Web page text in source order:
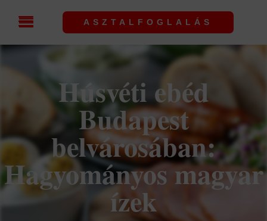
ASZTALFOGLALÁS
Húsvéti ebéd
Budapest
belvárosában:
Hagyományos magyar
ízek